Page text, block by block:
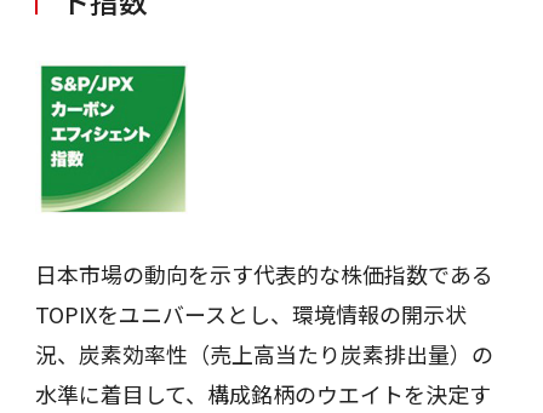
日本市場の動向を示す代表的な株価指数である
TOPIXをユニバースとし、環境情報の開示状
況、炭素効率性（売上高当たり炭素排出量）の
水準に着目して、構成銘柄のウエイトを決定す